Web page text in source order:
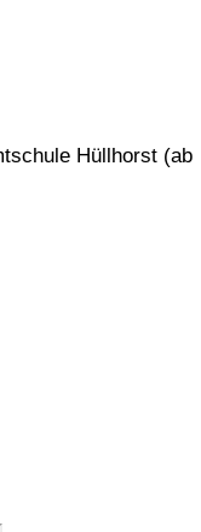
Hüllhorst (ab